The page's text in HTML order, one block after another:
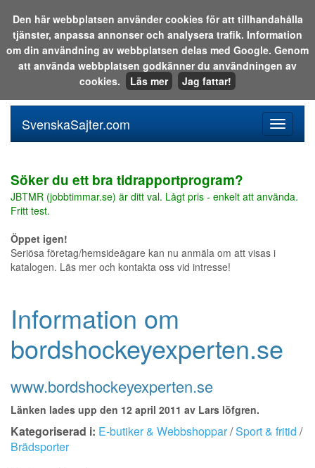
Sök i katalogen eller på webben:
meny
SvenskaSajter.com
Söker du ett bra tidrapportprogram?
JBTMR (jobbtimmar.se) är ditt val. Lågt pris - enkelt att använda.
Fritt test.
Öppet igen!
Seriösa företag/hemsideägare kan nu anmäla om att visas i
katalogen. Läs mer och kontakta oss vid intresse!
Information om
bordshockeyexperten.se
www.bordshockeyexperten.se
Länken lades upp den 12 april 2011 av Lars löfgren.
Kategoriserad i: E-butiker & Webbshoppar/Sport & fritid /
Brädsporter
Den här webbplatsen använder cookies för att tillhandahålla
tjänster, anpassa annonser och analysera trafik. Information
om din användning av webbplatsen delas med Google. Genom
att använda webbplatsen godkänner du användningen av
cookies.
Läs mer Jag fattar!